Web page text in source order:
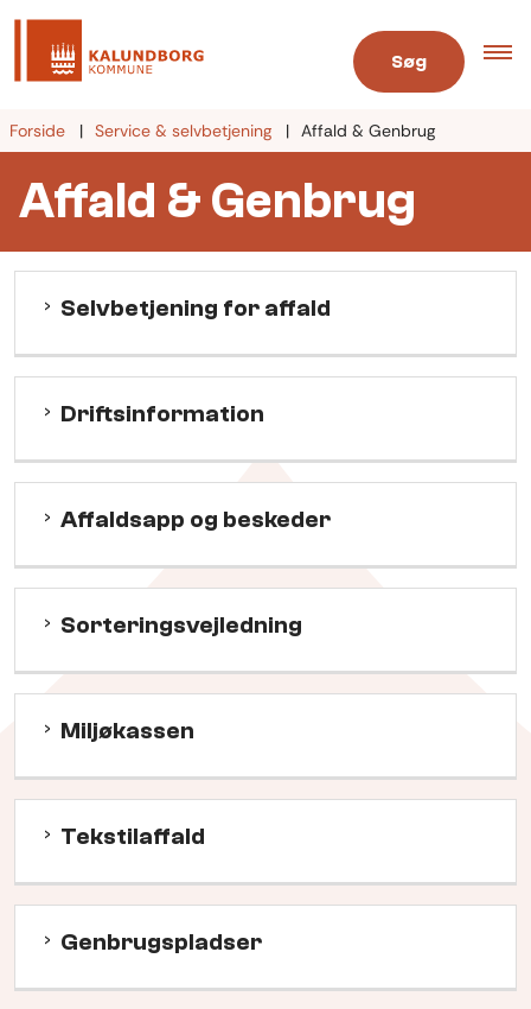
Søg
Forside Service & selvbetjening Affald & Genbrug
Affald & Genbrug
Selvbetjening for affald
Driftsinformation
Affaldsapp og beskeder
Sorteringsvejledning
Miljøkassen
Tekstilaffald
Genbrugspladser